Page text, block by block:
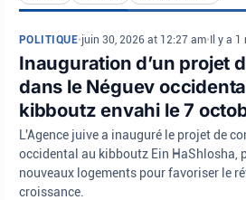
POLITIQUE•juin 30, 2026 at 12:27 am• Il y a
Inauguration d’un projet
dans le Néguev
kibboutz envahi le 7
L'Agence juive a inauguré le projet de
occidental au kibboutz Ein HaShlosha,
nouveaux logements pour favoriser le
croissance.